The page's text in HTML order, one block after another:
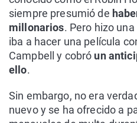
siempre presumió de
millonarios. Pero hizo
iba a hacer una película
Campbell y cobró un
ello.
Sin embargo, no era
nuevo y se ha ofrecido a